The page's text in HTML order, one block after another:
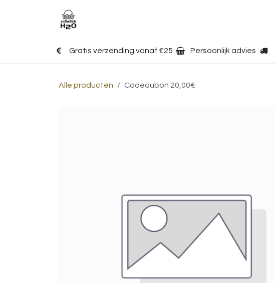
Gratis verzending vanaf €25 Persoonlijk advies
Alle producten Cadeaubon 20,00€